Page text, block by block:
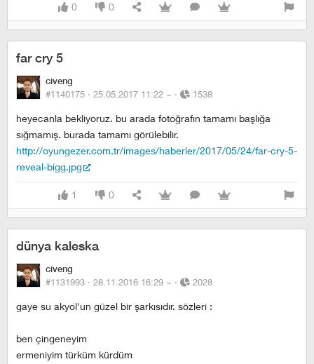
0 0
far cry 5
civeng
#1140175 · 25.05.2017 11:22 ~ · 1538
heyecanla bekliyoruz. bu arada fotoğrafın tamamı başlığa
sığmamış. burada tamamı görülebilir.
http://oyungezer.com.tr/images/haberler/2017/05/24/far-cry-5-
reveal-bigg.jpg
1 0
dünya kaleska
civeng
#1131993 · 28.11.2016 16:29 ~ · 2028
gaye su akyol'un güzel bir şarkısıdır. sözleri :
ben çingeneyim
ermeniyim türküm kürdüm